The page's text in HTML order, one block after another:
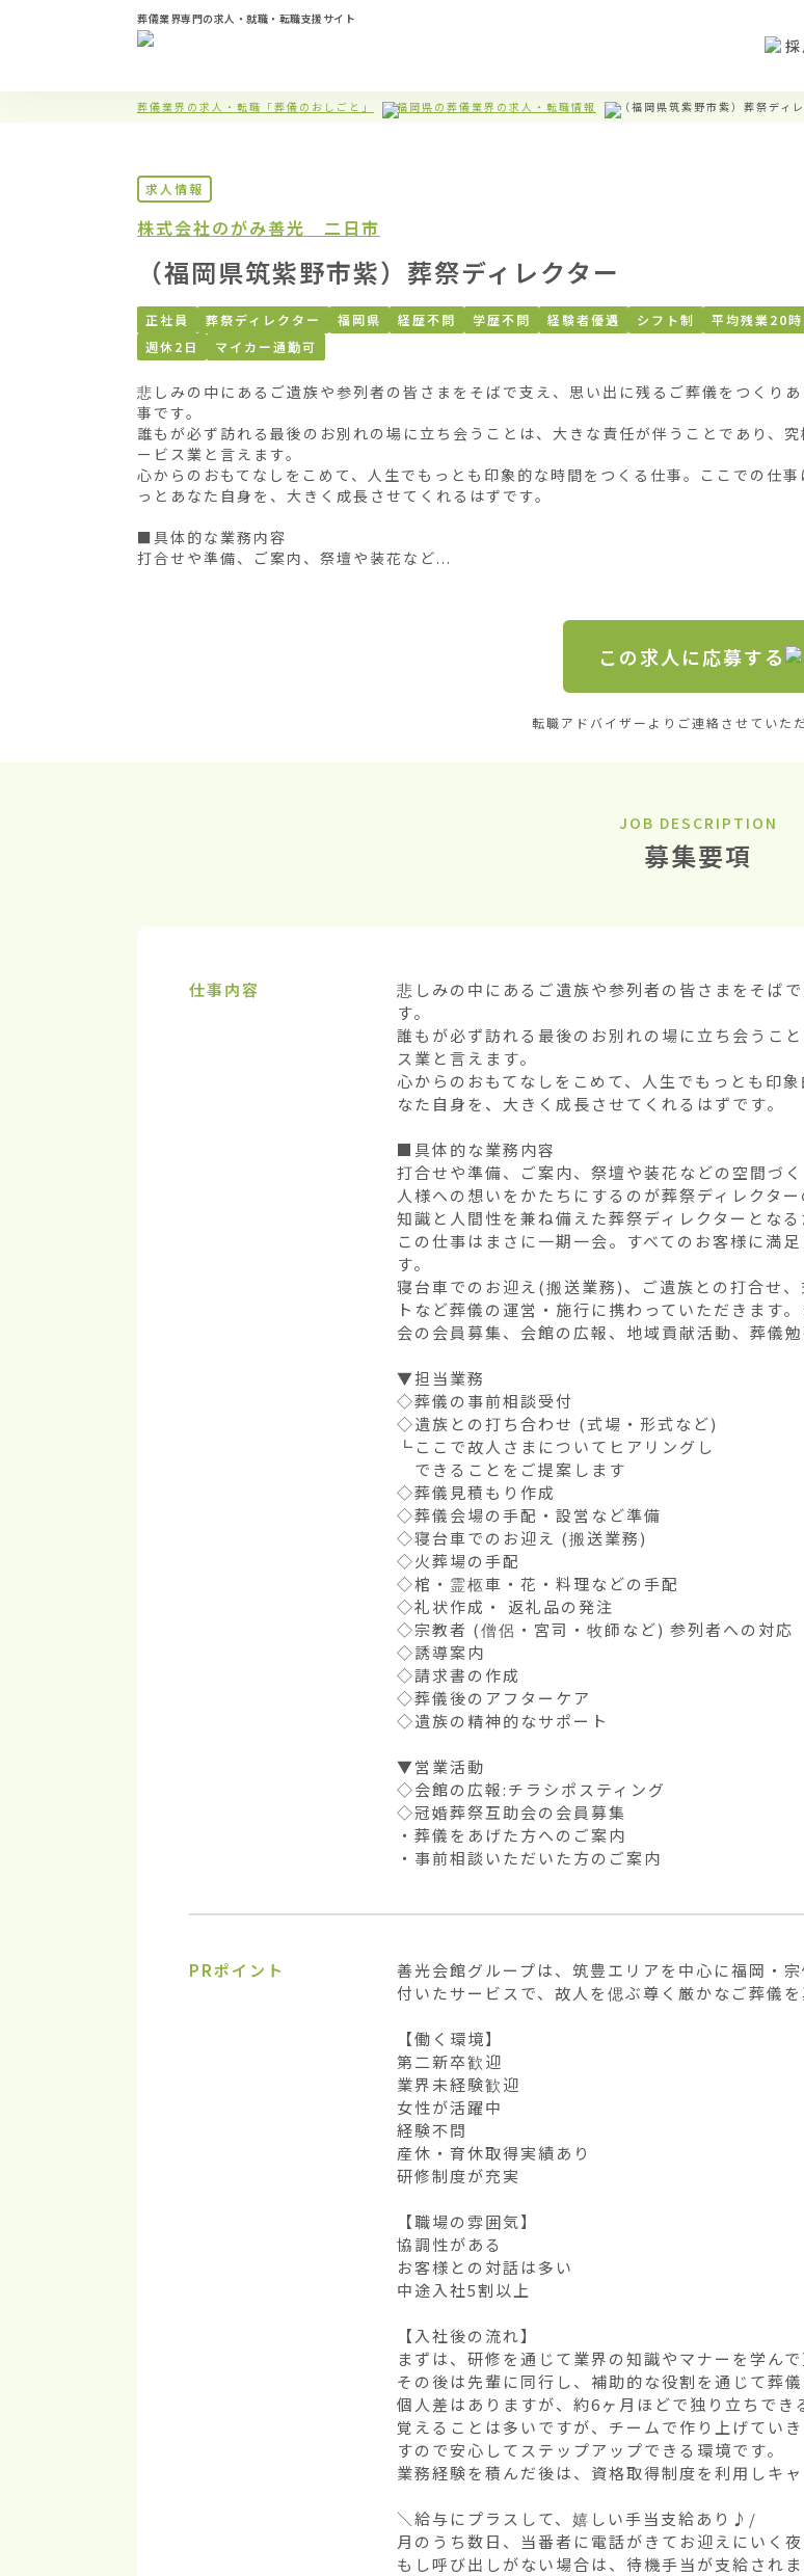
葬儀業界専門の求人・就職・転職支援サイト
葬儀業界の求人・転職「葬儀のおしごと」 福岡県の葬儀業界の求人・転職情報 （福岡県筑紫野市紫）葬祭ディ
求人情報
株式会社のがみ善光 二日市
（福岡県筑紫野市紫）葬祭ディレクター
正社員 葬祭ディレクター 福岡県 経歴不問 学歴不問 経験者優遇 シフト制
平均残業20時
週休2日
マイカー通勤可
悲しみの中にあるご遺族や参列者の皆さまをそばで支え、思い出に残るご葬儀をつくり
事です。
誰もが必ず訪れる最後のお別れの場に立ち会うことは、大きな責任が伴うことであり、究
ービス業と言えます。
心からのおもてなしをこめて、人生でもっとも印象的な時間をつくる仕事。ここでの仕事
っとあなた自身を、大きく成長させてくれるはずです。
■具体的な業務内容
打合せや準備、ご案内、祭壇や装花など...
この求人に応募する
転職アドバイザーよりご連絡させていただ
JOB DESCRIPTION
募集要項
仕事内容
悲しみの中にあるご遺族や参列者の皆さまをそば
す。
誰もが必ず訪れる最後のお別れの場に立ち会うこ
ス業と言えます。
心からのおもてなしをこめて、人生でもっとも印
なた自身を、大きく成長させてくれるはずです。
■具体的な業務内容
打合せや準備、ご案内、祭壇や装花などの空間づ
人様への想いをかたちにするのが葬祭ディレクター
知識と人間性を兼ね備えた葬祭ディレクターとな
この仕事はまさに一期一会。すべてのお客様に満
す。
寝台車でのお迎え(搬送業務)、ご遺族との打合せ
トなど葬儀の運営・施行に携わっていただきます
会の会員募集、会館の広報、地域貢献活動、葬儀
▼担当業務
◇葬儀の事前相談受付
◇遺族との打ち合わせ (式場・形式など)
┗ここで故人さまについてヒアリングし
できることをご提案します
◇葬儀見積もり作成
◇葬儀会場の手配・設営など準備
◇寝台車でのお迎え (搬送業務)
◇火葬場の手配
◇棺・霊柩車・花・料理などの手配
◇礼状作成・ 返礼品の発注
◇宗教者 (僧侶・宮司・牧師など) 参列者への対応
◇誘導案内
◇請求書の作成
◇葬儀後のアフターケア
◇遺族の精神的なサポート
▼営業活動
◇会館の広報:チラシポスティング
◇冠婚葬祭互助会の会員募集
・葬儀をあげた方へのご案内
・事前相談いただいた方のご案内
PRポイント
善光会館グループは、筑豊エリアを中心に福岡・
付いたサービスで、故人を偲ぶ尊く厳かなご葬儀
【働く環境】
第二新卒歓迎
業界未経験歓迎
女性が活躍中
経験不問
産休・育休取得実績あり
研修制度が充実
【職場の雰囲気】
協調性がある
お客様との対話は多い
中途入社5割以上
【入社後の流れ】
まずは、研修を通じて業界の知識やマナーを学んで
その後は先輩に同行し、補助的な役割を通じて葬
個人差はありますが、約6ヶ月ほどで独り立ちでき
覚えることは多いですが、チームで作り上げてい
すので安心してステップアップできる環境です。
業務経験を積んだ後は、資格取得制度を利用しキ
＼給与にプラスして、嬉しい手当支給あり♪/
月のうち数日、当番者に電話がきてお迎えにいく
もし呼び出しがない場合は、待機手当が支給されま